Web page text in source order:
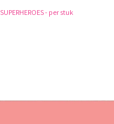
- per stuk